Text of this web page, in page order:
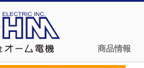
商品情報